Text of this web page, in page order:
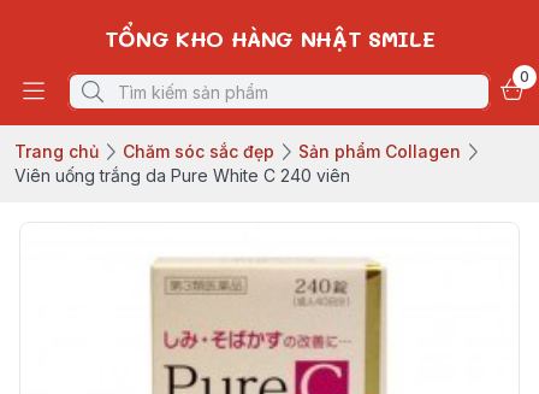
TỔNG KHO HÀNG NHẬT SMILE
0
Trang chủ Chăm sóc sắc đẹp
Sản phẩm Collagen
Viên uống trắng da Pure White C 240 viên